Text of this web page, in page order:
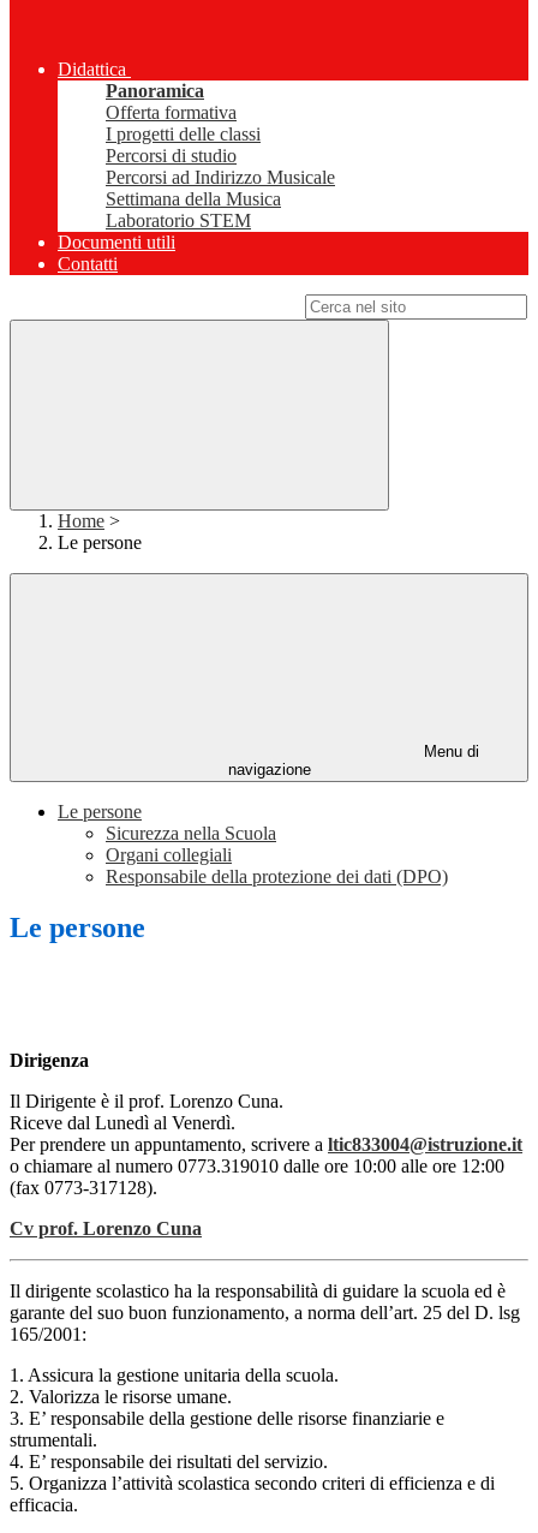
Didattica
Panoramica
Offerta formativa
I progetti delle classi
Percorsi di studio
Percorsi ad Indirizzo Musicale
Settimana della Musica
Laboratorio STEM
Documenti utili
Contatti
Home >
Le persone
Menu di
navigazione
Le persone
Sicurezza nella Scuola
Organi collegiali
Responsabile della protezione dei dati (DPO)
Le persone
Dirigenza
Il Dirigente è il prof. Lorenzo Cuna.
Riceve dal Lunedì al Venerdì.
Per prendere un appuntamento, scrivere a ltic833004@istruzione.it
o chiamare al numero 0773.319010 dalle ore 10:00 alle ore 12:00
(fax 0773-317128).
Cv prof. Lorenzo Cuna
Il dirigente scolastico ha la responsabilità di guidare la scuola ed è
garante del suo buon funzionamento, a norma dell’art. 25 del D. lsg
165/2001:
1. Assicura la gestione unitaria della scuola.
2. Valorizza le risorse umane.
3. E’ responsabile della gestione delle risorse finanziarie e
strumentali.
4. E’ responsabile dei risultati del servizio.
5. Organizza l’attività scolastica secondo criteri di efficienza e di
efficacia.